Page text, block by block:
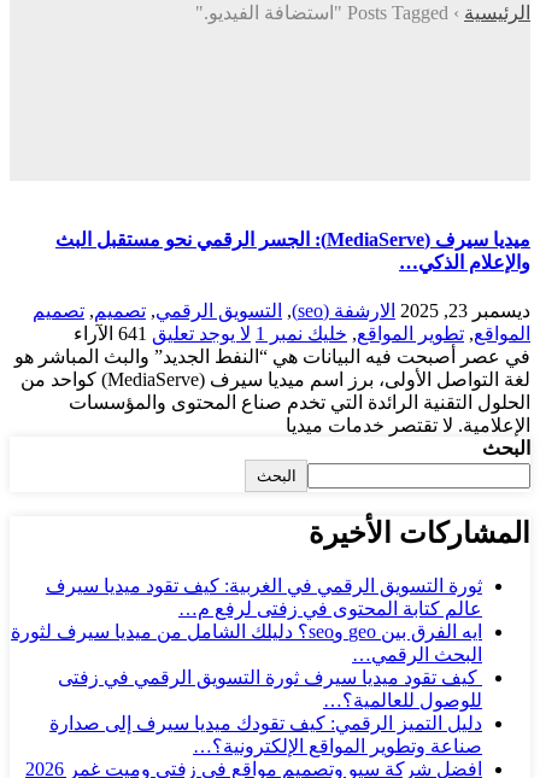
الرئيسية › Posts Tagged "استضافة الفيديو."
ميديا سيرف (MediaServe): الجسر الرقمي نحو مستقبل البث
والإعلام الذكي…
ديسمبر 23, 2025 الارشفة (seo) , التسويق الرقمي, تصميم, تصميم
المواقع, تطوير المواقع, خليك نمبر 1 لا يوجد تعليق 641 الآراء
في عصر أصبحت فيه البيانات هي “النفط الجديد” والبث المباشر هو
لغة التواصل الأولى، برز اسم ميديا سيرف (MediaServe) كواحد من
الحلول التقنية الرائدة التي تخدم صناع المحتوى والمؤسسات
الإعلامية. لا تقتصر خدمات ميديا
البحث
البحث
المشاركات الأخيرة
ثورة التسويق الرقمي في الغربية: كيف تقود ميديا سيرف
عالم كتابة المحتوى في زفتى لرفع م…
ايه الفرق بين geo وseo؟ دليلك الشامل من ميديا سيرف لثورة
البحث الرقمي…
كيف تقود ميديا سيرف ثورة التسويق الرقمي في زفتى
للوصول للعالمية؟…
دليل التميز الرقمي: كيف تقودك ميديا سيرف إلى صدارة
صناعة وتطوير المواقع الإلكترونية؟…
افضل شركة سيو وتصميم مواقع فى زفتى وميت غمر 2026